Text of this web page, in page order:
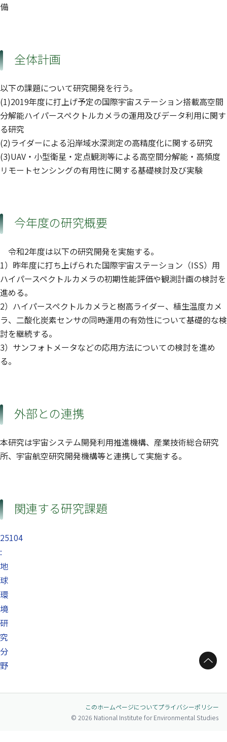
備
全体計画
以下の課題について研究開発を行う。
(1)2019年度に打上げ予定の国際宇宙ステーション搭載高空間
分解能ハイパースペクトルカメラの運用及びデータ利用に関す
る研究
(2)ライダーによる沿岸域水深測定の高精度化に関する研究
(3)UAV・小型衛星・定点観測等による高空間分解能・高頻度
リモートセンシングの有用性に関する基礎検討及び実験
今年度の研究概要
令和2年度は以下の研究開発を実施する。
1）昨年度に打ち上げられた国際宇宙ステーション（ISS）用
ハイパースペクトルカメラの初期性能評価や観測計画の検討を
進める。
2）ハイパースペクトルカメラと樹高ライダー、植生温度カメ
ラ、二酸化炭素センサの同時運用の有効性について基礎的な検
討を継続する。
3）サンフォトメータなどの応用方法についての検討を進め
る。
外部との連携
本研究は宇宙システム開発利用推進機構、産業技術総合研究
所、宇宙航空研究開発機構等と連携して実施する。
関連する研究課題
25104
:
地
球
環
境
研
究
分
野
ページトップへ
このホームページについてプライバシーポリシー
© 2026 National Institute for Environmental Studies